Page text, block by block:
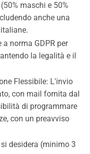
maschi e 50%
anche una
norma GDPR per
la legalità e il
Flessibile: L'invio
con mail fornita dal
di programmare
con un preavviso
desidera (minimo 3